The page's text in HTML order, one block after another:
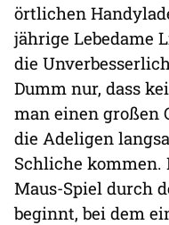
örtlichen
jährige Lebedame
die
Dumm nur, dass
man einen großen
die Adeligen
Schliche kommen.
Maus-Spiel durch
beginnt, bei dem